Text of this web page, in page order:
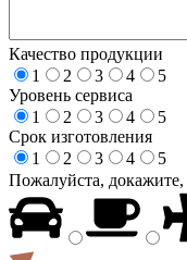
Качество продукции
1
2 3 4
5
Уровень сервиса
1
2 3 4
5
Срок изготовления
1
2 3 4
5
Пожалуйста,